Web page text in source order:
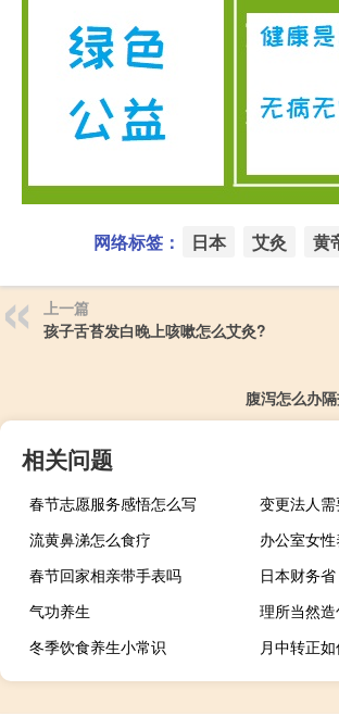
网络标签： 日本 艾灸 黄
上一篇
孩子舌苔发白晚上咳嗽怎么艾灸?
腹泻怎么办
相关问题
春节志愿服务感悟怎么写
变更法人
流黄鼻涕怎么食疗
办公室女
春节回家相亲带手表吗
气功养生
冬季饮食养生小常识
月中转正